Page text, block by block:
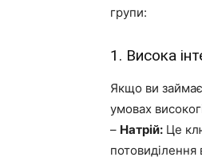
групи:
1. Висока
Якщо ви
умовах
– Натрій: Це
потовиділення